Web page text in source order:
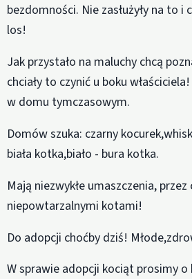
bezdomności. Nie zasłużyły na to i
los!
Jak przystało na maluchy chcą
chciały to czynić u boku
w domu tymczasowym.
Domów szuka: czarny
biała kotka,biało - bura kotka.
Mają niezwykłe umaszczenia, przez
niepowtarzalnymi kotami!
Do adopcji choćby dziś!
W sprawie adopcji kociąt prosimy